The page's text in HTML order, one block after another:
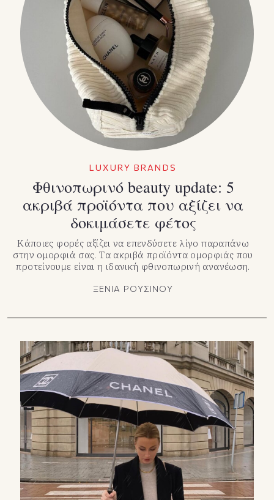
LUXURY BRANDS
Φθινοπωρινό beauty update: 5
ακριβά προϊόντα που αξίζει να
δοκιμάσετε φέτος
Κάποιες φορές αξίζει να επενδύσετε λίγο παραπάνω
στην ομορφιά σας. Τα ακριβά προϊόντα ομορφιάς που
προτείνουμε είναι η ιδανική φθινοπωρινή ανανέωση.
ΞΕΝΙΑ ΡΟΥΣΙΝΟΥ